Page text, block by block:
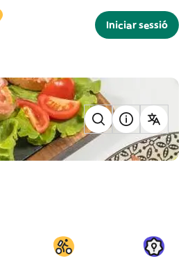
Iniciar sessió